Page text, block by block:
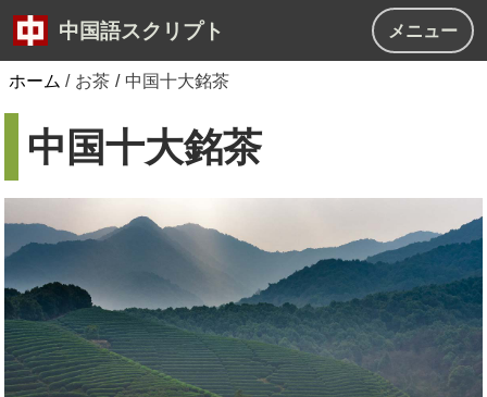
中国語スクリプト メニュー
ホーム / お茶 / 中国十大銘茶
中国十大銘茶